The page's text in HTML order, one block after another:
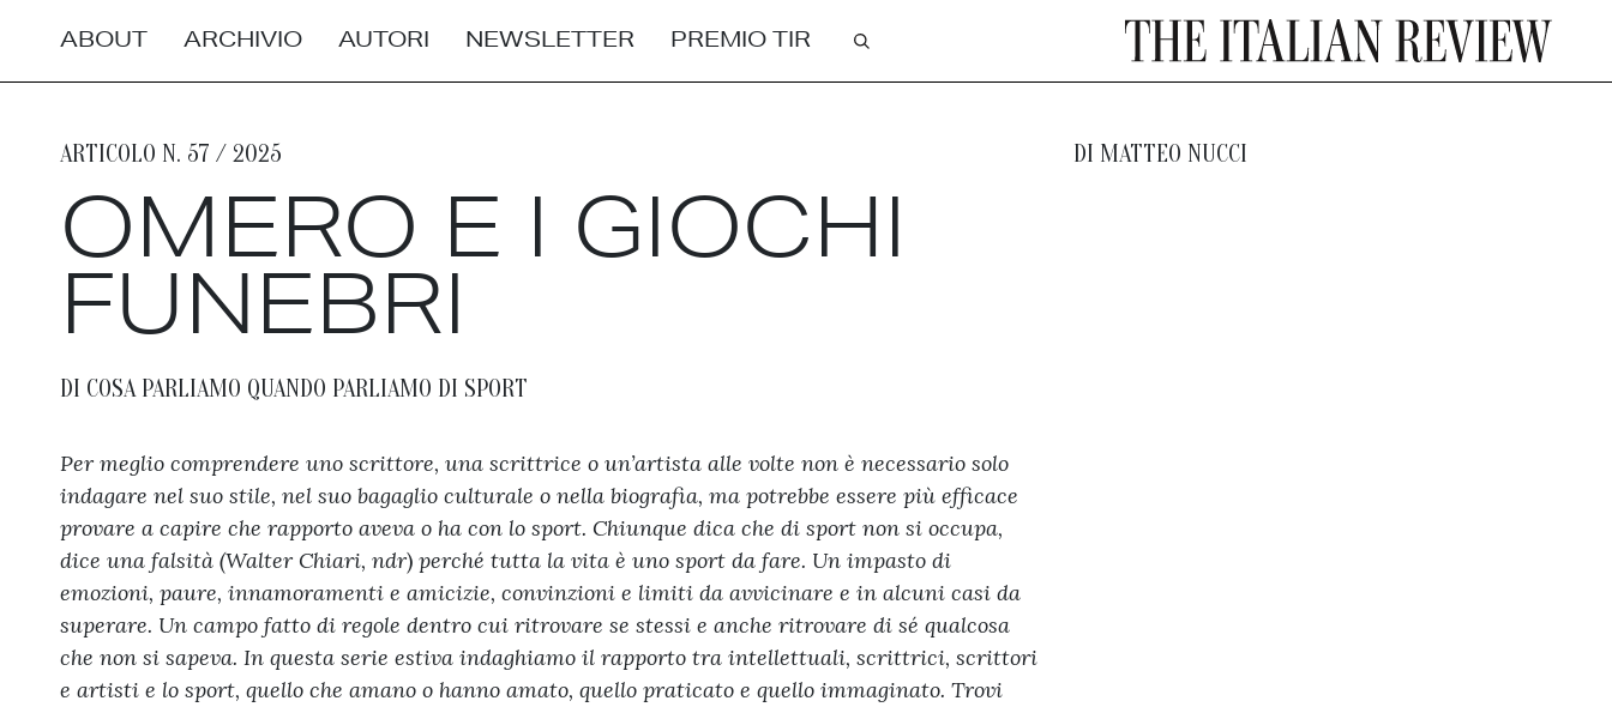
ABOUT ARCHIVIO AUTORI NEWSLETTER PREMIO TIR Cerca
ARTICOLO N. 57 / 2025 DI MATTEO NUCCI
OMERO E I GIOCHI
FUNEBRI
DI COSA PARLIAMO QUANDO PARLIAMO DI SPORT
Per meglio comprendere uno scrittore, una scrittrice o un’artista alle volte non è necessario solo
indagare nel suo stile, nel suo bagaglio culturale o nella biografia, ma potrebbe essere più efficace
provare a capire che rapporto aveva o ha con lo sport. Chiunque dica che di sport non si occupa,
dice una falsità (Walter Chiari, ndr) perché tutta la vita è uno sport da fare. Un impasto di
emozioni, paure, innamoramenti e amicizie, convinzioni e limiti da avvicinare e in alcuni casi da
superare. Un campo fatto di regole dentro cui ritrovare se stessi e anche ritrovare di sé qualcosa
che non si sapeva. In questa serie estiva indaghiamo il rapporto tra intellettuali, scrittrici, scrittori
e artisti e lo sport, quello che amano o hanno amato, quello praticato e quello immaginato. Trovi